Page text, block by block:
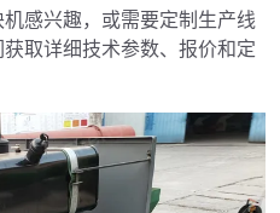
感兴趣，或需要定制生产线
取详细技术参数、报价和定